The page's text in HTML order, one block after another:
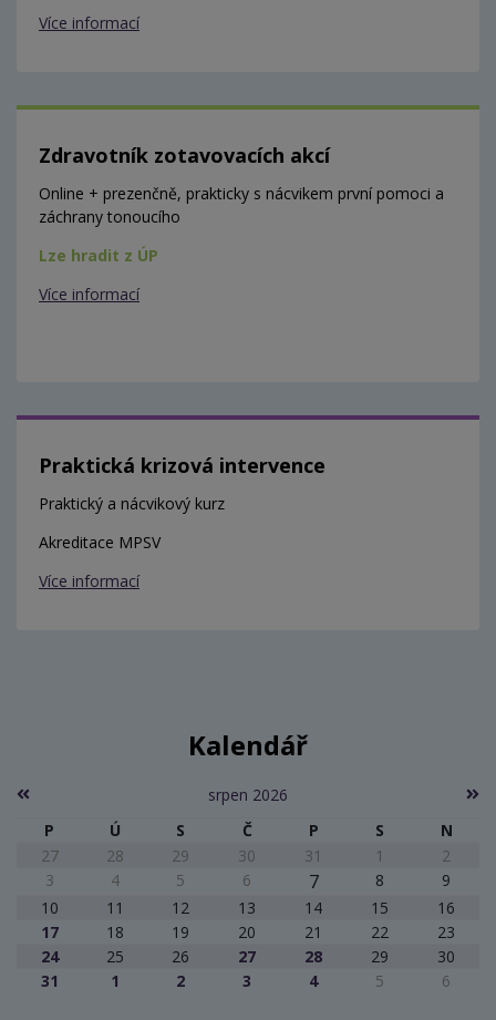
Více informací
Zdravotník zotavovacích akcí
Online + prezenčně, prakticky s nácvikem první pomoci a
záchrany tonoucího
Lze hradit z ÚP
Více informací
Praktická krizová intervence
Praktický a nácvikový kurz
Akreditace MPSV
Více informací
Kalendář
srpen 2026
P
Ú S Č P S
N
27
28 29 30 31 1
2
3
4 5 6 7 8
9
10
11 12 13 14 15
16
17
18 19 20 21 22
23
24
25 26 27 28 29
30
31
1 2 3 4 5 6